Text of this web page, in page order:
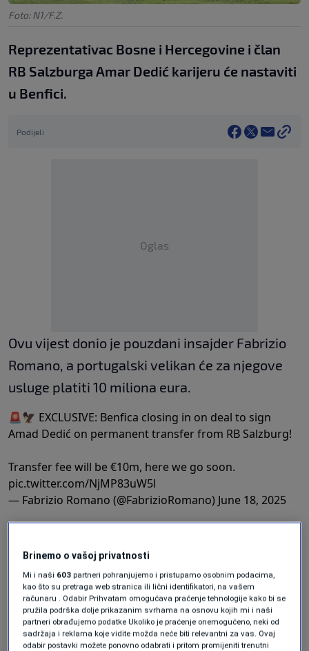
Foto: N1/F.Z.
Reprezentativac Bosne i Hercegovine i član
RB Salzburga Amar Dedić karijeru će nastaviti
u Benfici.
Podijeli
Oglas
Ovu vijest donio je pouzdani insajder Fabrizio
Romano, a portugalski velikan će za njegove
usluge platiti 10 miliona eura.
🚨🦅 EXCLUSIVE: Benfica closing in on deal to sign
Amad Dedić on permanent transfer from RB Salzburg!
Transfer fee will be €10m, here we go soon.
pic.twitter.com/NjMP83uW5l
— Fabrizio Romano (@FabrizioRomano) June 18, 2025
Benficaje u završnoj fazi pregovora o
transferu Amara DedićaizRB Salzburga.
Prema izvorima, cijena transfera iznosi10
miliona eura, a finalizacija dogovora očekuje se
uskoro.
Brinemo o vašoj privatnosti
Mi i naši 603 partneri pohranjujemo i pristupamo osobnim podacima,
kao što su pretraga web stranica ili lični identifikatori, na vašem
računaru . Odabir Prihvatam omogućava praćenje tehnologije kako bi se
pružila podrška dolje prikazanim svrhama na osnovu kojih mi i naši
partneri obrađujemo podatke Ukoliko je praćenje onemogućeno, neki od
sadržaja i reklama koje vidite možda neće biti relevantni za vas. Ovaj
odabir postavki možete ponovno odabrati i pritom promijeniti trenutni